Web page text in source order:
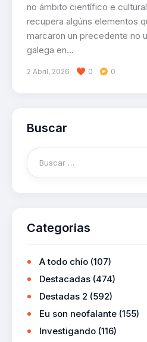
no ámbito científico e
recupera algúns elementos
marcaron un precedente no
galega en…
2 Abril, 2026 0 0
Buscar
Categorias
A todo chío (107)
Destacadas (474)
Destadas 2 (592)
Eu son neofalante (155)
Investigando (116)